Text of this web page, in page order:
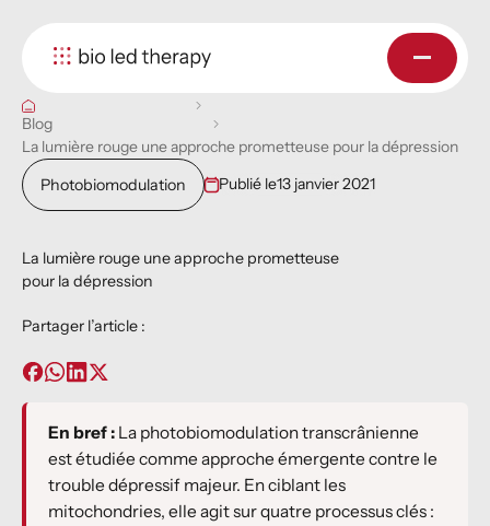
Blog
La lumière rouge une approche prometteuse pour la dépression
Photobiomodulation
Publié le13 janvier 2021
La lumière rouge une approche prometteuse
pour la dépression
Partager l’article :
En bref : La photobiomodulation transcrânienne
est étudiée comme approche émergente contre le
trouble dépressif majeur. En ciblant les
mitochondries, elle agit sur quatre processus clés :